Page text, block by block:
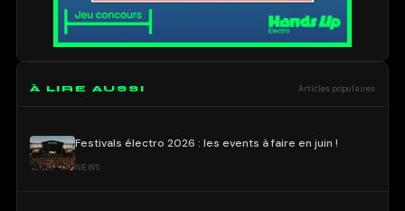
À LIRE AUSSI Articles populaires
Festivals électro 2026 : les events à faire en juin !
NEWS